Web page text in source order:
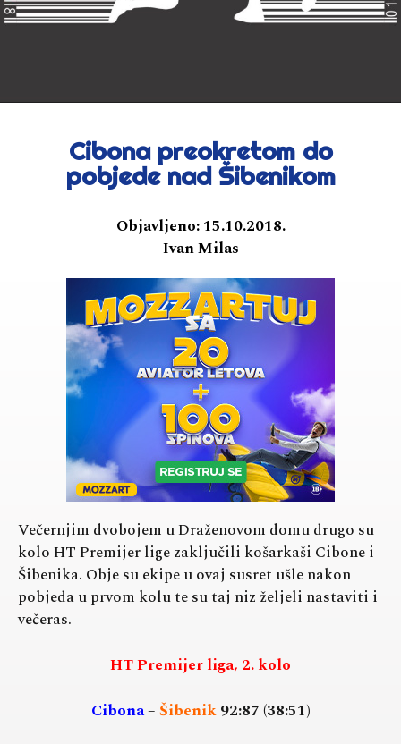
Cibona preokretom do
pobjede nad Šibenikom
Objavljeno: 15.10.2018.
Ivan Milas
Večernjim dvobojem u Draženovom domu drugo su
kolo HT Premijer lige zaključili košarkaši Cibone i
Šibenika. Obje su ekipe u ovaj susret ušle nakon
pobjeda u prvom kolu te su taj niz željeli nastaviti i
večeras.
HT Premijer liga, 2. kolo
Cibona–Šibenik92:87 (38:51)